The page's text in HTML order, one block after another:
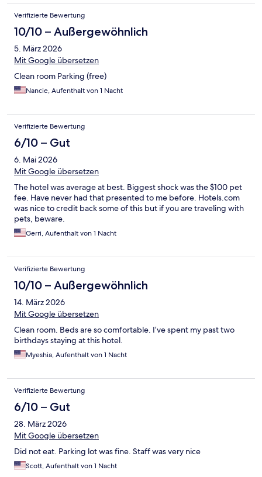
Verifizierte Bewertung
10/10 – Außergewöhnlich
5. März 2026
Mit Google übersetzen
Clean room Parking (free)
Nancie, Aufenthalt von 1 Nacht
Verifizierte Bewertung
6/10 – Gut
6. Mai 2026
Mit Google übersetzen
The hotel was average at best. Biggest shock was the $100 pet
fee. Have never had that presented to me before. Hotels.com
was nice to credit back some of this but if you are traveling with
pets, beware.
Gerri, Aufenthalt von 1 Nacht
Verifizierte Bewertung
10/10 – Außergewöhnlich
14. März 2026
Mit Google übersetzen
Clean room. Beds are so comfortable. I’ve spent my past two
birthdays staying at this hotel.
Myeshia, Aufenthalt von 1 Nacht
Verifizierte Bewertung
6/10 – Gut
28. März 2026
Mit Google übersetzen
Did not eat. Parking lot was fine. Staff was very nice
Scott, Aufenthalt von 1 Nacht